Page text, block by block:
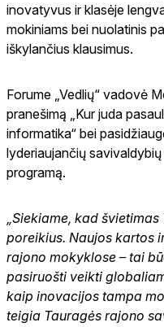
inovatyvus ir klasėje
mokiniams bei nuolatinis
iškylančius klausimus.
Forume „Vedlių“ vadovė
pranešimą „Kur juda
informatika“ bei
lyderiaujančių
programą.
„Siekiame, kad
poreikius. Naujos kartos
rajono mokyklose – tai
pasiruošti veikti
kaip inovacijos tampa
teigia Tauragės rajono